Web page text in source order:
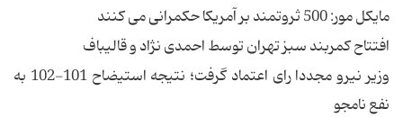
مایکل مور: 500 ثروتمند بر آمریکا حکمرانی می کنند
افتتاح کمربند سبز تهران توسط احمدی نژاد و قالیباف
وزیر نیرو مجددا رای اعتماد گرفت؛ نتیجه استیضاح 101-102 به
نفع نامجو